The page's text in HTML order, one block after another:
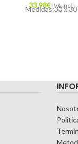
33,98€ IVA Incl.
Medidas:30 x 30